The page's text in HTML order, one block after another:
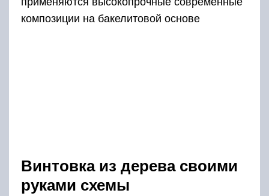
композиции на бакелитовой основе
Винтовка из дерева своими
руками схемы